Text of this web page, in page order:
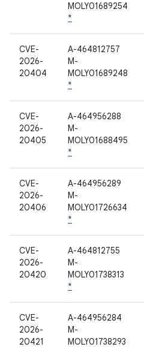
MOLY01689254
*
CVE-
2026-
20404
A-464812757
M-
MOLY01689248
*
CVE-
2026-
20405
A-464956288
M-
MOLY01688495
*
CVE-
2026-
20406
A-464956289
M-
MOLY01726634
*
CVE-
2026-
20420
A-464812755
M-
MOLY01738313
*
CVE-
2026-
20421
A-464956284
M-
MOLY01738293